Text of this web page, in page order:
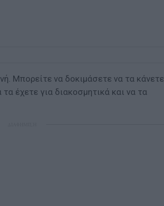
Μπορείτε να δοκιμάσετε να τα κάνετε
έχετε για διακοσμητικά και να τα